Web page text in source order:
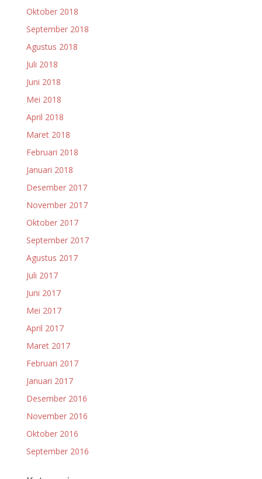
Oktober 2018
September 2018
Agustus 2018
Juli 2018
Juni 2018
Mei 2018
April 2018
Maret 2018
Februari 2018
Januari 2018
Desember 2017
November 2017
Oktober 2017
September 2017
Agustus 2017
Juli 2017
Juni 2017
Mei 2017
April 2017
Maret 2017
Februari 2017
Januari 2017
Desember 2016
November 2016
Oktober 2016
September 2016